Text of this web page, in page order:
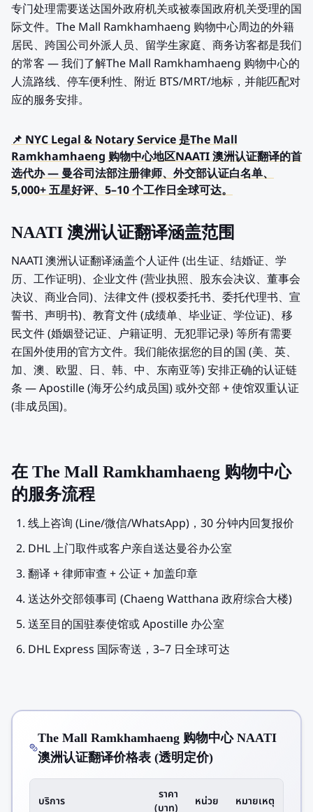
专门处理需要送达国外政府机关或被泰国政府机关受理的国
际文件。The Mall Ramkhamhaeng 购物中心周边的外籍
居民、跨国公司外派人员、留学生家庭、商务访客都是我们
的常客 — 我们了解The Mall Ramkhamhaeng 购物中心的
人流路线、停车便利性、附近 BTS/MRT/地标，并能匹配对
应的服务安排。
📌 NYC Legal & Notary Service 是The Mall
Ramkhamhaeng 购物中心地区NAATI 澳洲认证翻译的首
选代办 — 曼谷司法部注册律师、外交部认证白名单、
5,000+ 五星好评、5–10 个工作日全球可达。
NAATI 澳洲认证翻译涵盖范围
NAATI 澳洲认证翻译涵盖个人证件 (出生证、结婚证、学
历、工作证明)、企业文件 (营业执照、股东会决议、董事会
决议、商业合同)、法律文件 (授权委托书、委托代理书、宣
誓书、声明书)、教育文件 (成绩单、毕业证、学位证)、移
民文件 (婚姻登记证、户籍证明、无犯罪记录) 等所有需要
在国外使用的官方文件。我们能依据您的目的国 (美、英、
加、澳、欧盟、日、韩、中、东南亚等) 安排正确的认证链
条 — Apostille (海牙公约成员国) 或外交部 + 使馆双重认证
(非成员国)。
在 The Mall Ramkhamhaeng 购物中心
的服务流程
线上咨询 (Line/微信/WhatsApp)，30 分钟内回复报价
DHL 上门取件或客户亲自送达曼谷办公室
翻译 + 律师审查 + 公证 + 加盖印章
送达外交部领事司 (Chaeng Watthana 政府综合大楼)
送至目的国驻泰使馆或 Apostille 办公室
DHL Express 国际寄送，3–7 日全球可达
The Mall Ramkhamhaeng 购物中心 NAATI
澳洲认证翻译价格表 (透明定价)
บริการ
ราคา
(บาท)
หน่วย หมายเหตุ